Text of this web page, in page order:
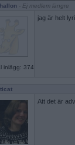
- Ej medlem längre
inlägg: 374
jag är helt
Att det är